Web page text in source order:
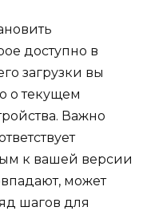
доступно в
загрузки вы
о текущем
Важно
к вашей версии
может
шагов для